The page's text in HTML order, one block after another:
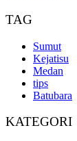
TAG
Sumut
Kejatisu
Medan
tips
Batubara
KATEGORI